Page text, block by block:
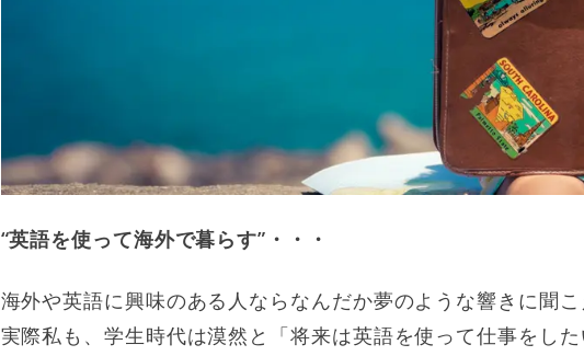
“英語を使って海外で暮らす”・・・
海外や英語に興味のある人ならなんだか夢のような響きに聞こ
実際私も、学生時代は漠然と「将来は英語を使って仕事をした